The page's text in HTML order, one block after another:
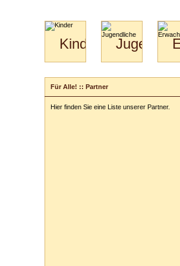
Kinder
Kids
&
Kiga-
Kids
Für Alle! :: Partner
Hier finden Sie eine Liste unserer Partner.